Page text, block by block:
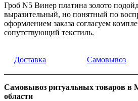
Гроб N5 Винер платина золото
выразительный, но понятный по
оформлением заказа согласуем
сопутствующий текстиль.
Доставка Самовывоз
Самовывоз ритуальных товаров в
области